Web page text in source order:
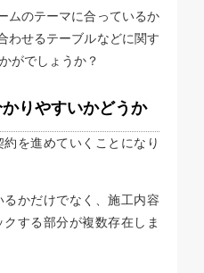
ムのテーマに合っているか
わせるテーブルなどに関す
がでしょうか？
りやすいかどうか
を進めていくことになり
かだけでなく、施工内容
する部分が複数存在しま